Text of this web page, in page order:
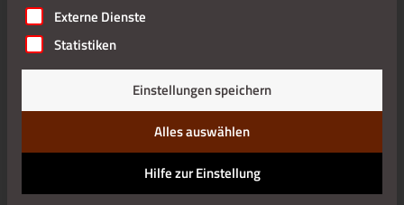
Impressum
Externe Dienste
Statistiken
Einstellungen speichern
Alles auswählen
Hilfe zur Einstellung